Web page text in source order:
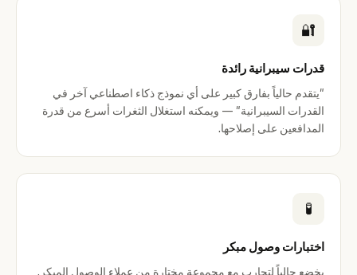
🔐
قدرات سيبرانية رائدة
"يتقدم حالياً بفارق كبير على أي نموذج ذكاء اصطناعي آخر في
القدرات السيبرانية" — ويمكنه استغلال الثغرات أسرع من قدرة
المدافعين على إصلاحها.
🧪
اختبارات وصول مبكر
يخضع حالياً لتجارب مع مجموعة مختارة من عملاء الوصول المبكر.